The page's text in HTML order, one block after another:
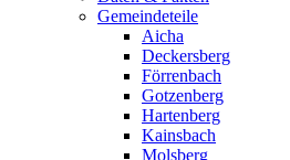
Gemeindeteile
Aicha
Deckersberg
Förrenbach
Gotzenberg
Hartenberg
Kainsbach
Molsberg